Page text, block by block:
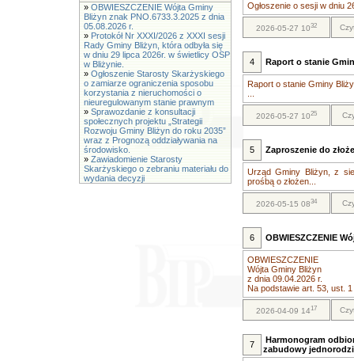
» OBWIESZCZENIE Wójta Gminy
Bliżyn znak PNO.6733.3.2025 z dnia
05.08.2026 r.
» Protokół Nr XXXI/2026 z XXXI sesji
Rady Gminy Bliżyn, która odbyła się
w dniu 29 lipca 2026r. w świetlicy OSP
w Bliżynie.
» Ogłoszenie Starosty Skarżyskiego
o zamiarze ograniczenia sposobu
korzystania z nieruchomości o
nieuregulowanym stanie prawnym
» Sprawozdanie z konsultacji
społecznych projektu „Strategii
Rozwoju Gminy Bliżyn do roku 2035”
wraz z Prognozą oddziaływania na
środowisko.
» Zawiadomienie Starosty
Skarżyskiego o zebraniu materiału do
wydania decyzji
Ogłoszenie o sesji w dniu
2026-05-27 1032
4 Raport o stanie
Raport o stanie Gminy
2026-05-27 1025
5 Zaproszenie do
Urząd Gminy Bliżyn, z
prośbą o złożen...
2026-05-15 0834
6 OBWIESZCZENIE
OBWIESZCZENIE
Wójta Gminy Bliżyn
z dnia 09.04.2026 r.
Na podstawie art. 53, ust.
2026-04-09 1417
7
Harmonogram
zabudowy